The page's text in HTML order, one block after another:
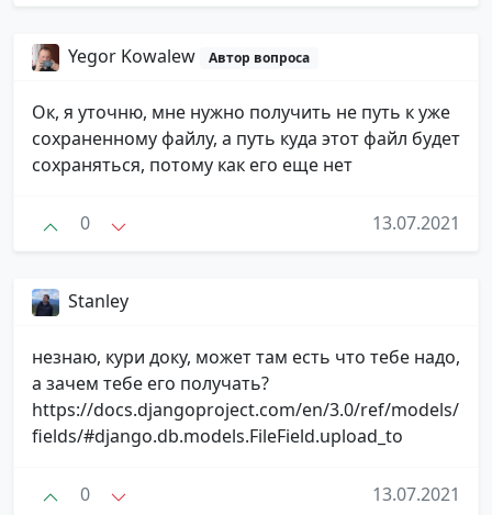
Yegor Kowalew Автор вопроса
Ок, я уточню, мне нужно получить не путь к уже
сохраненному файлу, а путь куда этот файл будет
сохраняться, потому как его еще нет
0 13.07.2021
Stanley
незнаю, кури доку, может там есть что тебе надо,
а зачем тебе его получать?
https://docs.djangoproject.com/en/3.0/ref/models/
fields/#django.db.models.FileField.upload_to
0 13.07.2021